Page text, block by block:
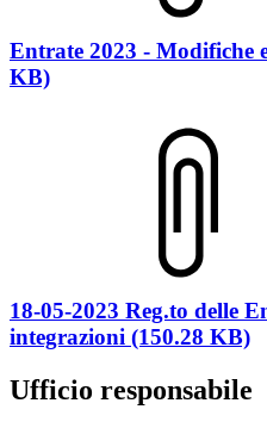
Entrate 2023 - Modifiche
KB)
18-05-2023 Reg.to delle
integrazioni (150.28 KB)
Ufficio responsabile